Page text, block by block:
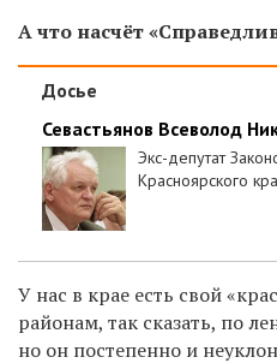
А что насчёт
Досье
Севастьянов Всеволод
Экс-депутат
Красноярского
У нас в крае есть свой
районам, так сказать, по
но он постепенно и